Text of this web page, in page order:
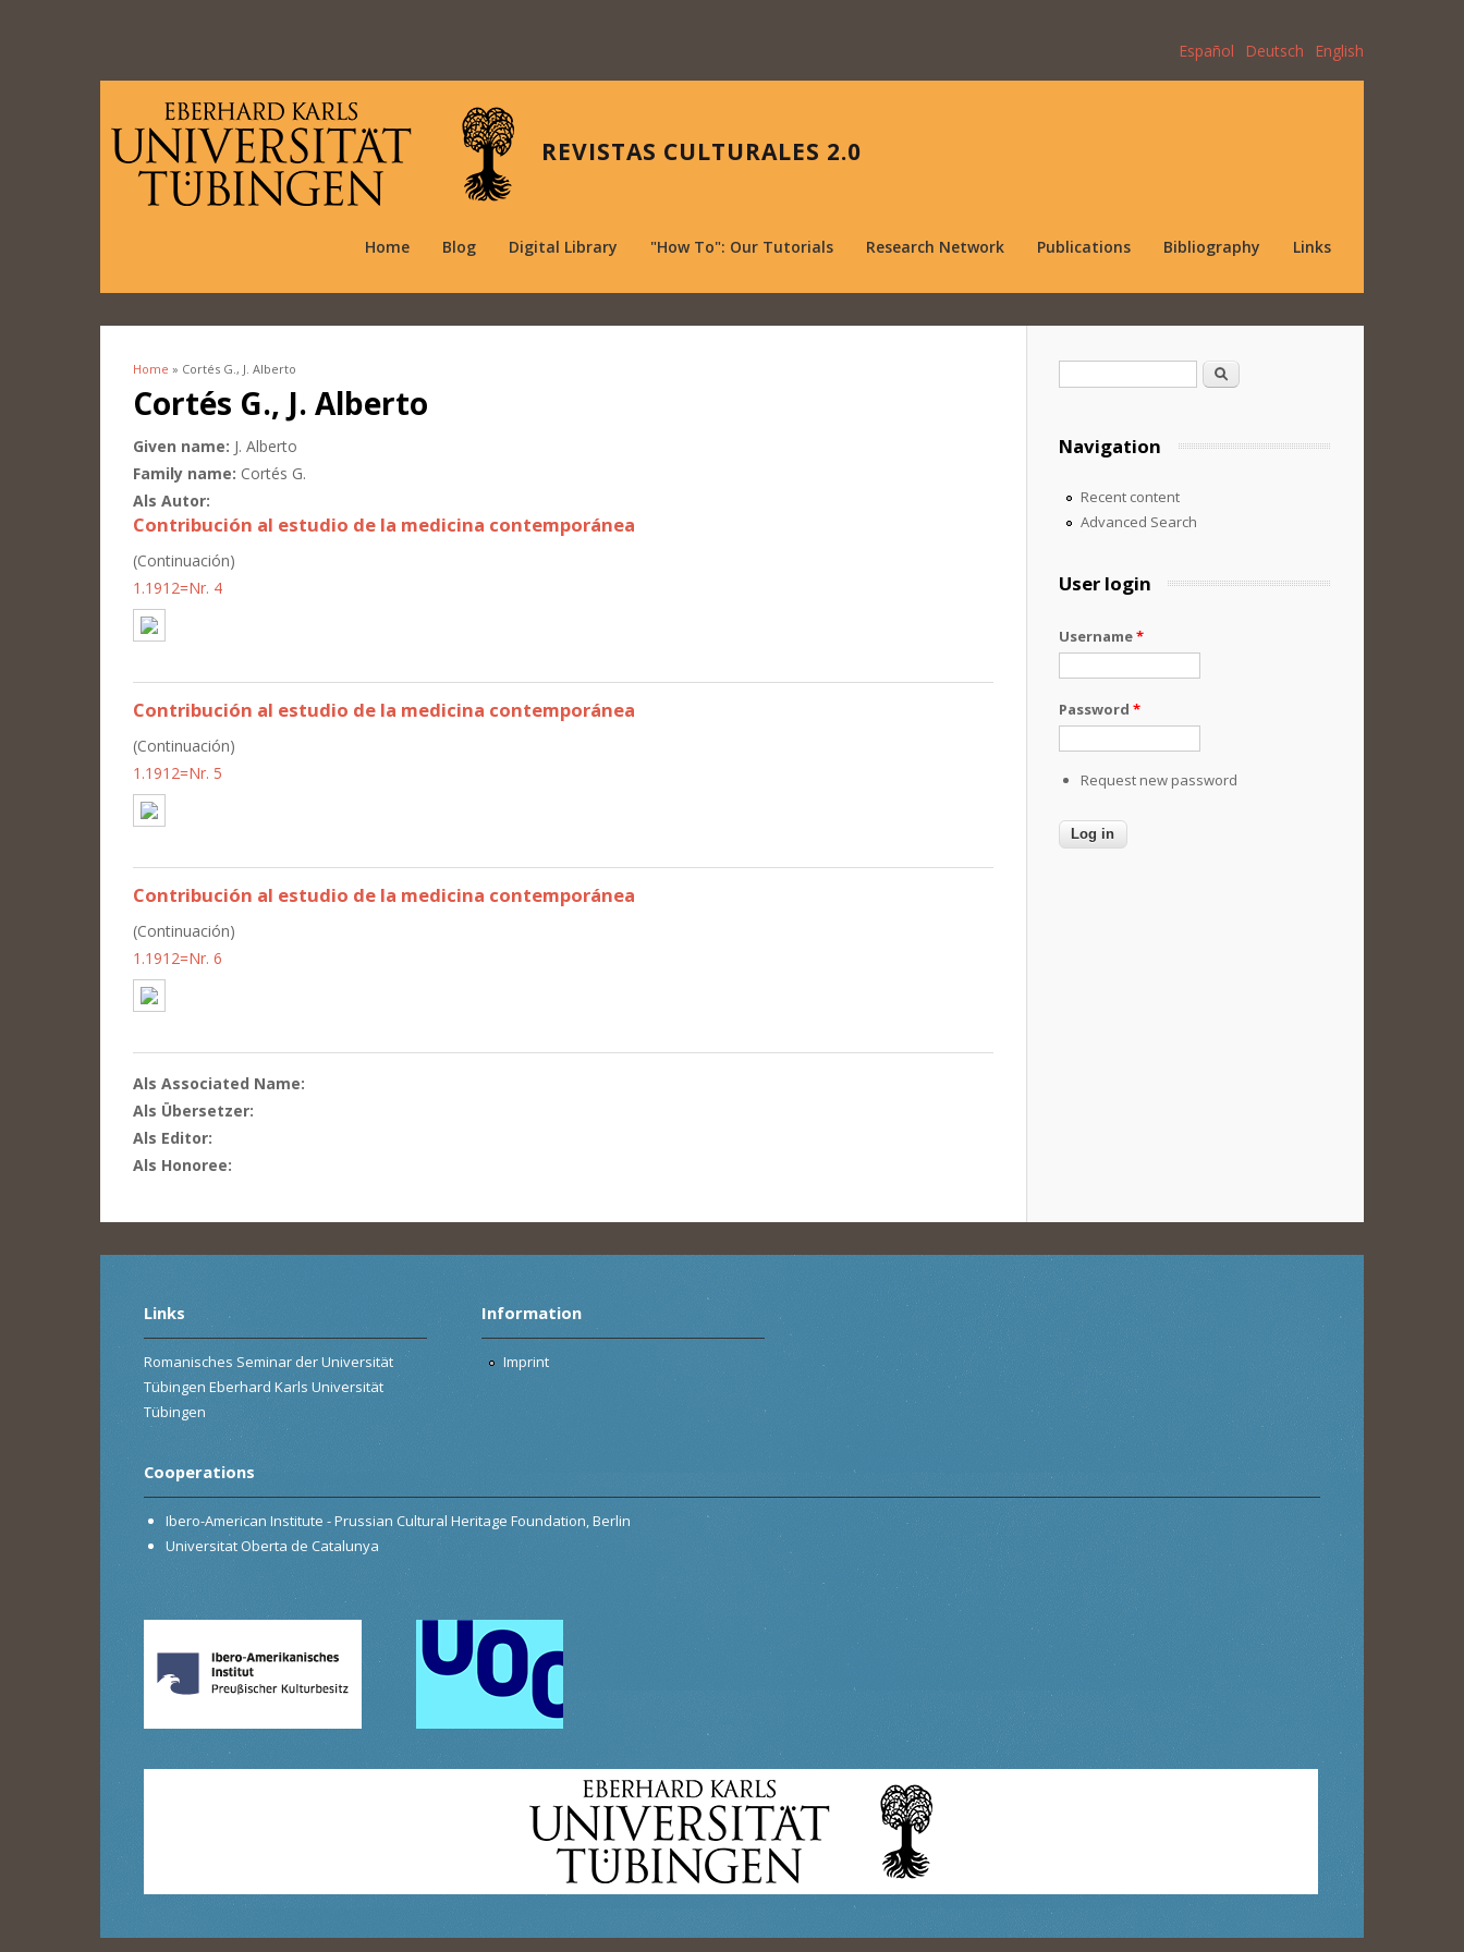
Español Deutsch English
REVISTAS CULTURALES 2.0
Home Blog Digital Library "How To": Our Tutorials Research Network Publications Bibliography Links
You are here
Home » Cortés G., J. Alberto
Cortés G., J. Alberto
Given name: J. Alberto
Family name: Cortés G.
Als Autor:
Contribución al estudio de la medicina contemporánea
(Continuación)
1.1912=Nr. 4
Contribución al estudio de la medicina contemporánea
(Continuación)
1.1912=Nr. 5
Contribución al estudio de la medicina contemporánea
(Continuación)
1.1912=Nr. 6
Als Associated Name:
Als Übersetzer:
Als Editor:
Als Honoree:
Search
Navigation
Recent content
Advanced Search
User login
Username*
Password *
Request new password
Links
Romanisches Seminar der Universität
Tübingen Eberhard Karls Universität
Tübingen
Information
Imprint
Cooperations
Ibero-American Institute - Prussian Cultural Heritage Foundation, Berlin
Universitat Oberta de Catalunya